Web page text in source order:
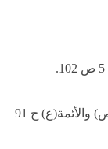
بحار الأنوار ج 25 باب نفي الغلو في النبي(ص) والأئمة(ع) ح 91